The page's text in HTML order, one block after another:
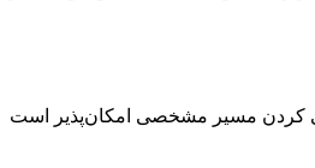
طی کردن مسیر مشخصی امکان‌پذیر است